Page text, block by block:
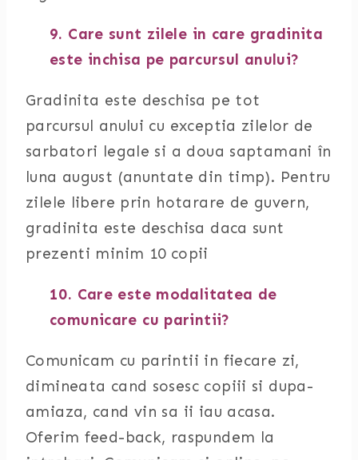
9. Care sunt zilele in care gradinita
este inchisa pe parcursul anului?
Gradinita este deschisa pe tot
parcursul anului cu exceptia zilelor de
sarbatori legale si a doua saptamani în
luna august (anuntate din timp). Pentru
zilele libere prin hotarare de guvern,
gradinita este deschisa daca sunt
prezenti minim 10 copii
10. Care este modalitatea de
comunicare cu parintii?
Comunicam cu parintii in fiecare zi,
dimineata cand sosesc copiii si dupa-
amiaza, cand vin sa ii iau acasa.
Oferim feed-back, raspundem la